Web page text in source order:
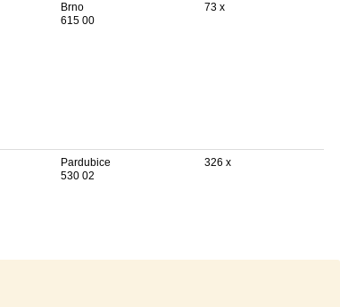
Brno
615 00
73 x
Pardubice
530 02
326 x